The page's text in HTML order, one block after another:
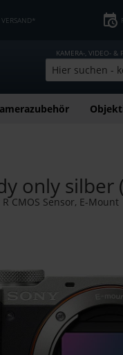
KAMERA-, VIDEO- &
only silber
CMOS Sensor, E-Mount